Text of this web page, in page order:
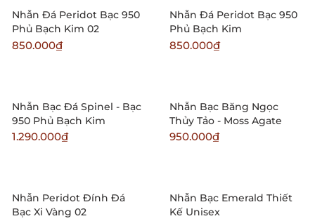
Nhẫn Đá Peridot Bạc 950
Phủ Bạch Kim 02
850.000₫
Nhẫn Đá Peridot Bạc 950
Phủ Bạch Kim
850.000₫
Nhẫn Bạc Đá Spinel - Bạc
950 Phủ Bạch Kim
1.290.000₫
Nhẫn Bạc Băng Ngọc
Thủy Tảo - Moss Agate
950.000₫
Nhẫn Peridot Đính Đá
Bạc Xi Vàng 02
Nhẫn Bạc Emerald Thiết
Kế Unisex